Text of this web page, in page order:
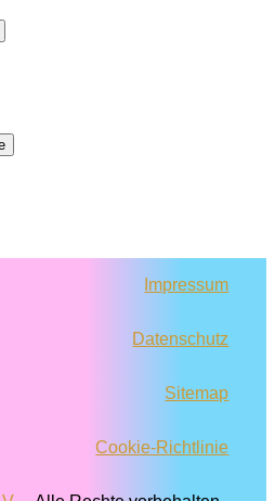
Impressum
Datenschutz
Sitemap
Cookie-Richtlinie